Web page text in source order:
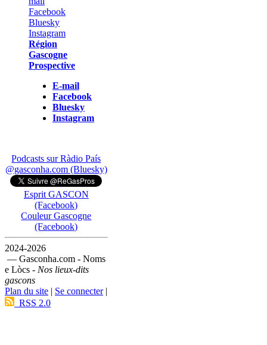
Région
Gascogne
Prospective
E-mail
Facebook
Bluesky
Instagram
Podcasts sur Ràdio País
@gasconha.com (Bluesky)
Esprit GASCON
(Facebook)
Couleur Gascogne
(Facebook)
2024-2026
— Gasconha.com - Noms
e Lòcs - Nos lieux-dits
gascons
Plan du site | Se connecter|
RSS 2.0